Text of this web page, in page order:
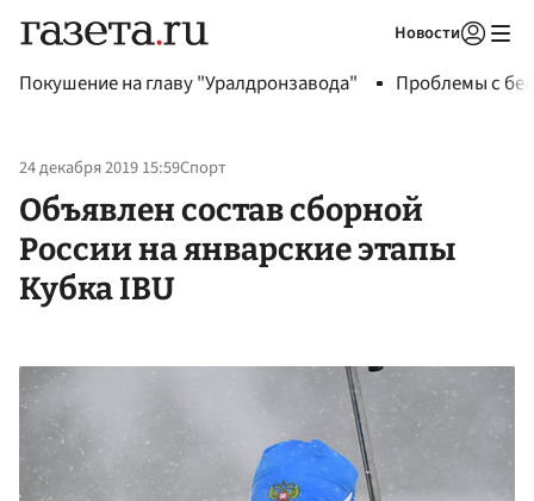
Новости
Покушение на главу "Уралдронзавода" Проблемы с
24 декабря 2019 15:59Спорт
Объявлен состав сборной
России на январские этапы
Кубка IBU